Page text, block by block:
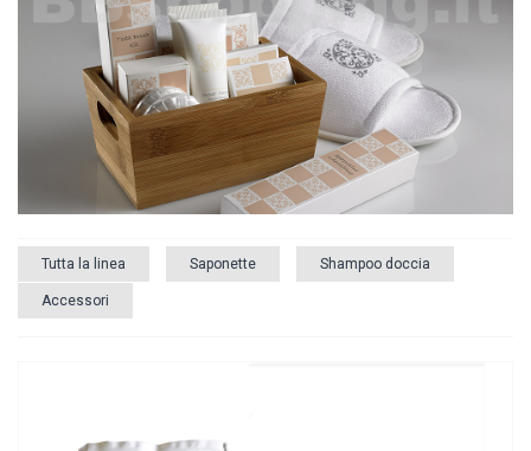
Tutta la linea Saponette Shampoo doccia
Accessori